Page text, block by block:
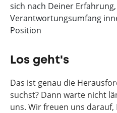
sich nach Deiner
Verantwortungsumfang
Position
Los geht's
Das ist genau die
suchst? Dann warte nicht
uns. Wir freuen uns